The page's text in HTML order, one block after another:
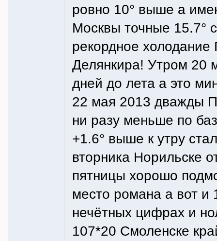
ровно 10° выше а
Москвы точные 15.7°
рекордное холодание
Делянкира! Утром 20
дней до лета а это
22 мая 2013 дважды
ни разу меньше по
+1.6° выше к утру
вторника Норильске
пятницы хорошо
место романа а вот и
нечётных цифрах и
107*20 Смоленске